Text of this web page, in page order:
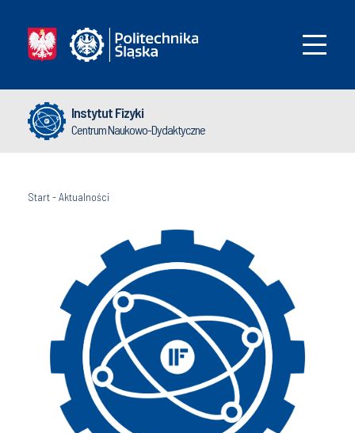
Instytut Fizyki
Centrum Naukowo-Dydaktyczne
Start-Aktualności